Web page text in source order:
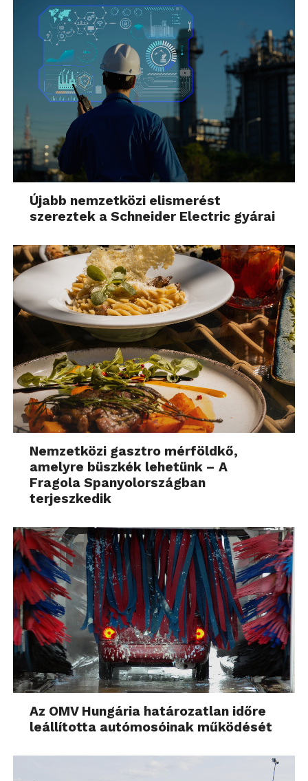
Újabb nemzetközi elismerést
szereztek a Schneider Electric gyárai
Nemzetközi gasztro mérföldkő,
amelyre büszkék lehetünk – A
Fragola Spanyolországban
terjeszkedik
Az OMV Hungária határozatlan időre
leállította autómosóinak működését